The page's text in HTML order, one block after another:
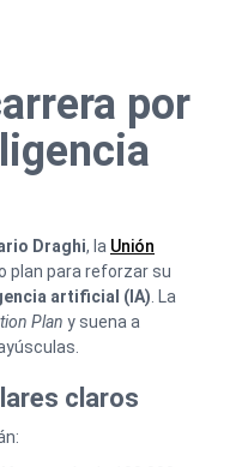
por
Draghi, la Unión
plan para reforzar su
artificial (IA) . La
Plan y suena a
claros